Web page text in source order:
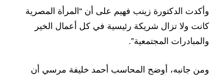
وأكدت الدكتورة زينب فهيم على أن “المرأة المصرية
كانت ولا تزال شريكة رئيسية في كل أعمال الخير
والمبادرات المجتمعية”.
ومن جانبه، أوضح المحاسب أحمد خليفة مرسي أن